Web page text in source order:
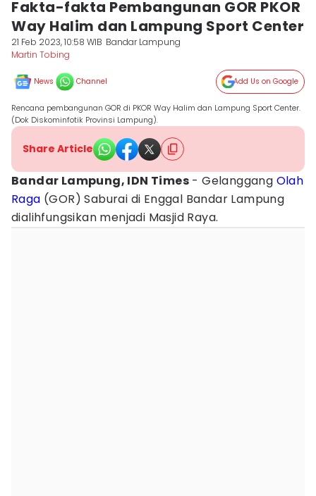
Fakta-fakta Pembangunan GOR PKOR
Way Halim dan Lampung Sport Center
21 Feb 2023, 10:58 WIB Bandar Lampung
Martin Tobing
News Channel Add Us on Google
Rencana pembangunan GOR di PKOR Way Halim dan Lampung Sport Center.
(Dok Diskominfotik Provinsi Lampung).
Share Article
Bandar Lampung, IDN Times - Gelanggang Olah
Raga (GOR) Saburai di Enggal Bandar Lampung
dialihfungsikan menjadi Masjid Raya.